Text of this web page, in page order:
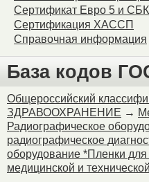
Сертификат Евро 5 и
Сертификация ХАССП
Справочная информация
База кодов
Общероссийский
ЗДРАВООХРАНЕНИЕ →
Радиографическое
радиографическое
оборудование *Пленки для
медицинской и